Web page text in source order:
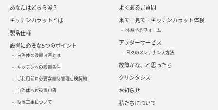
あなたはどちら派？
キッチンカラットとは
製品仕様
設置に必要な5つのポイント
自治体の設置可否とは
キッチンへの設置条件
ご利用前に必要な維持管理点検契約
自治体への設置申請
設置工事について
よくあるご質問
来て！見て！キッチンカラット体験
体験予約フォーム
アフターサービス
日々のメンテナンス方法
故障かな、と思ったら
クリンタシス
お知らせ
私たちについて